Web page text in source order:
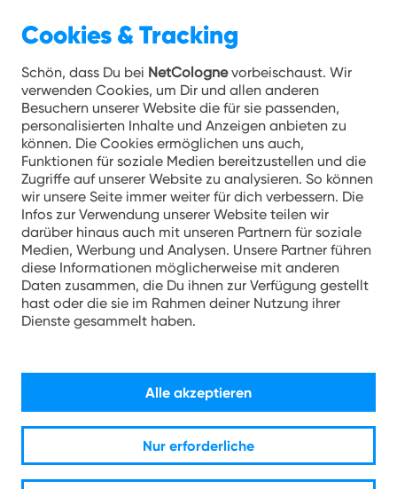
Cookies & Tracking
Schön, dass Du bei NetColognevorbeischaust. Wir
verwenden Cookies, um Dir und allen anderen
Besuchern unserer Website die für sie passenden,
personalisierten Inhalte und Anzeigen anbieten zu
können. Die Cookies ermöglichen uns auch,
Funktionen für soziale Medien bereitzustellen und die
Zugriffe auf unserer Website zu analysieren. So können
wir unsere Seite immer weiter für dich verbessern. Die
Infos zur Verwendung unserer Website teilen wir
darüber hinaus auch mit unseren Partnern für soziale
Medien, Werbung und Analysen. Unsere Partner führen
diese Informationen möglicherweise mit anderen
Daten zusammen, die Du ihnen zur Verfügung gestellt
hast oder die sie im Rahmen deiner Nutzung ihrer
Dienste gesammelt haben.
Nur erforderliche
Alle akzeptieren
hotspot.koeln
+
−